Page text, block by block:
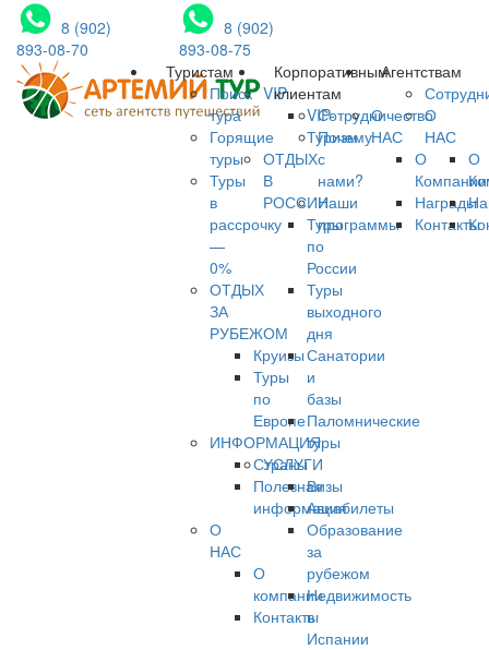
8 (902)
893-08-70
8 (902)
893-08-75
Туристам
Поиск
тура
Горящие
туры
Туры
в
рассрочку
—
0%
ОТДЫХ
ЗА
РУБЕЖОМ
Круизы
Туры
по
Европе
ИНФОРМАЦИЯ
Страны
Полезная
информация
О
НАС
О
компании
Контакты
VIP
VIP-
Туризм
ОТДЫХ
В
РОССИИ
Туры
по
России
Туры
выходного
дня
Санатории
и
базы
Паломнические
туры
УСЛУГИ
Визы
Авиабилеты
Образование
за
рубежом
Недвижимость
в
Испании
Корпоративным
клиентам
Сотрудничество
Почему
с
нами?
Наши
программы
О
НАС
О
Компании
Награды
Контакты
Агентствам
О
НАС
О